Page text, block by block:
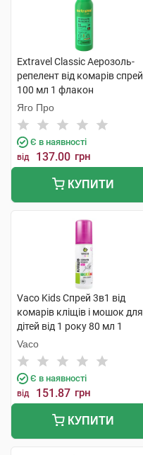
Extravel Classic Аерозоль-
репелент від комарів спрей
100 мл 1 флакон
Яго Про
Є в наявності
від 137.00 грн
КУПИТИ
Vaco Kids Cпрей 3в1 від
комарів кліщів і мошок для
дітей від 1 року 80 мл 1
балон
Vaco
Є в наявності
від 151.87 грн
КУПИТИ